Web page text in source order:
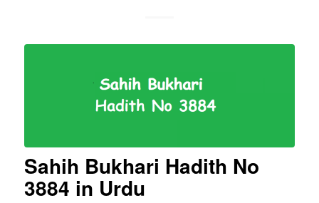
Sahih Bukhari Hadith No
3884 in Urdu